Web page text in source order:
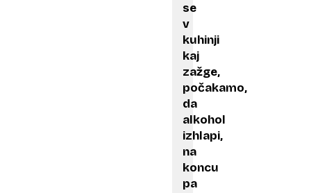
se
v
kuhinji
kaj
zažge,
počakamo,
da
alkohol
izhlapi,
na
koncu
pa